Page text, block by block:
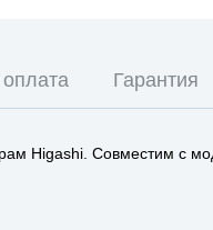
Гарантия
Higashi. Совместим с